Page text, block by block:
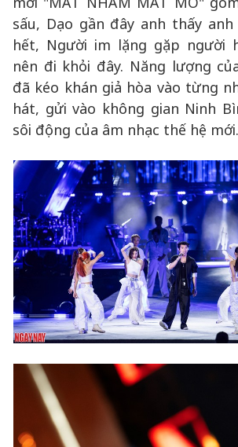
sấu, Dạo gần đây anh thấy
hết, Người im lặng gặp người
nên đi khỏi đây. Năng lượng
đã kéo khán giả hòa vào từng
hát, gửi vào không gian Ninh
sôi động của âm nhạc thế hệ mới.